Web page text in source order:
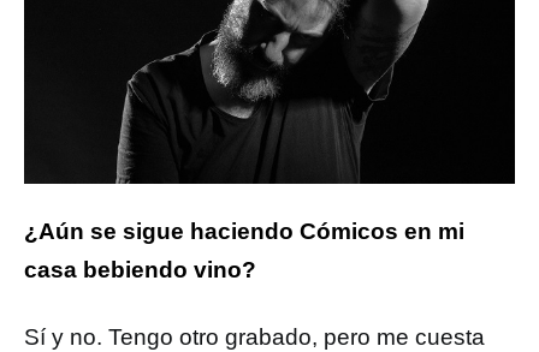
¿Aún se sigue haciendo Cómicos en mi
casa bebiendo vino?
Sí y no. Tengo otro grabado, pero me cuesta